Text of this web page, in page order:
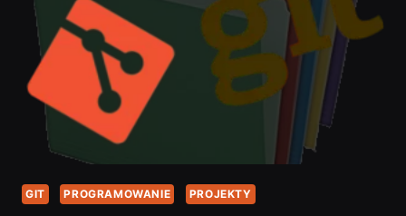
GIT PROGRAMOWANIE PROJEKTY